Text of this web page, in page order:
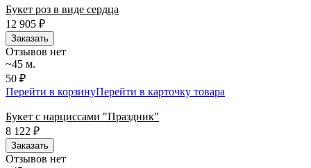
Букет роз в виде сердца
12 905 ₽
Заказать
Отзывов нет
~45 м.
50 ₽
Перейти в корзинуПерейти в карточку товара
Букет с нарциссами "Праздник"
8 122 ₽
Заказать
Отзывов нет